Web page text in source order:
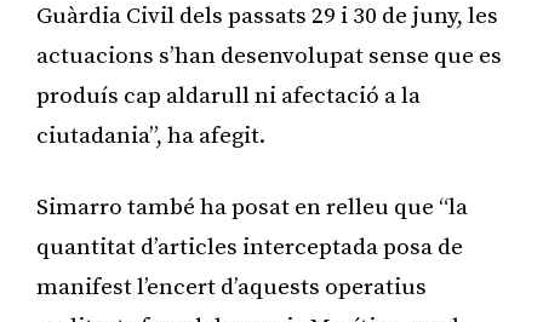
Guàrdia Civil dels passats 29 i 30 de juny, les
actuacions s’han desenvolupat sense que es
produís cap aldarull ni afectació a la
ciutadania”, ha afegit.
Simarro també ha posat en relleu que “la
quantitat d’articles interceptada posa de
manifest l’encert d’aquests operatius